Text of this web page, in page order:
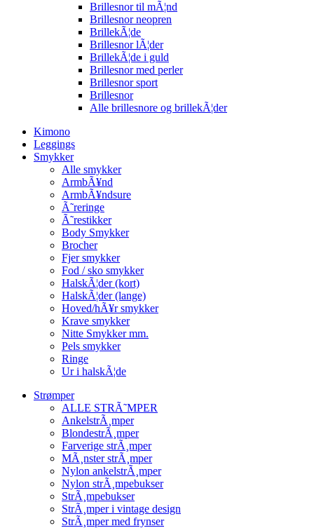
Brillesnor til mÃ¦nd
Brillesnor neopren
BrillekÃ¦de
Brillesnor lÃ¦der
BrillekÃ¦de i guld
Brillesnor med perler
Brillesnor sport
Brillesnor
Alle brillesnore og brillekÃ¦der
Kimono
Leggings
Smykker
Alle smykker
ArmbÃ¥nd
ArmbÃ¥ndsure
Ã˜reringe
Ã˜restikker
Body Smykker
Brocher
Fjer smykker
Fod / sko smykker
HalskÃ¦der (kort)
HalskÃ¦der (lange)
Hoved/hÃ¥r smykker
Krave smykker
Nitte Smykker mm.
Pels smykker
Ringe
Ur i halskÃ¦de
Strømper
ALLE STRÃ˜MPER
AnkelstrÃ¸mper
BlondestrÃ¸mper
Farverige strÃ¸mper
MÃ¸nster strÃ¸mper
Nylon ankelstrÃ¸mper
Nylon strÃ¸mpebukser
StrÃ¸mpebukser
StrÃ¸mper i vintage design
StrÃ¸mper med frynser